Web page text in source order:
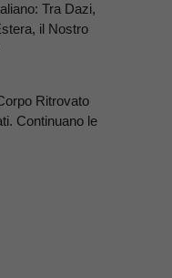
Tra Dazi,
il Nostro
Ritrovato
Continuano le